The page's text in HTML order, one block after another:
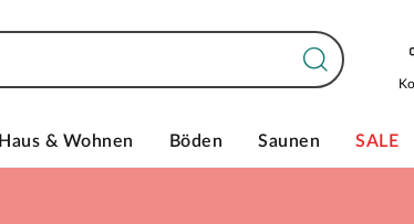
Haus & Wohnen Böden Saunen SALE